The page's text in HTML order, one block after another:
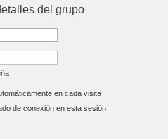
del grupo
en cada visita
de conexión en esta sesión